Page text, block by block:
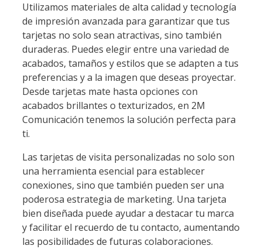
Utilizamos materiales de alta calidad y tecnología
de impresión avanzada para garantizar que tus
tarjetas no solo sean atractivas, sino también
duraderas. Puedes elegir entre una variedad de
acabados, tamaños y estilos que se adapten a tus
preferencias y a la imagen que deseas proyectar.
Desde tarjetas mate hasta opciones con
acabados brillantes o texturizados, en 2M
Comunicación tenemos la solución perfecta para
ti.
Las tarjetas de visita personalizadas no solo son
una herramienta esencial para establecer
conexiones, sino que también pueden ser una
poderosa estrategia de marketing. Una tarjeta
bien diseñada puede ayudar a destacar tu marca
y facilitar el recuerdo de tu contacto, aumentando
las posibilidades de futuras colaboraciones.